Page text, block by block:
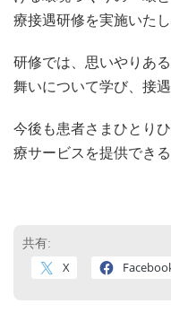
療接遇研修を実施いたし
研修では、思いやりあ
舞いについて学び、接
今後も患者さまひとり
療サービスを提供でき
共有:
X